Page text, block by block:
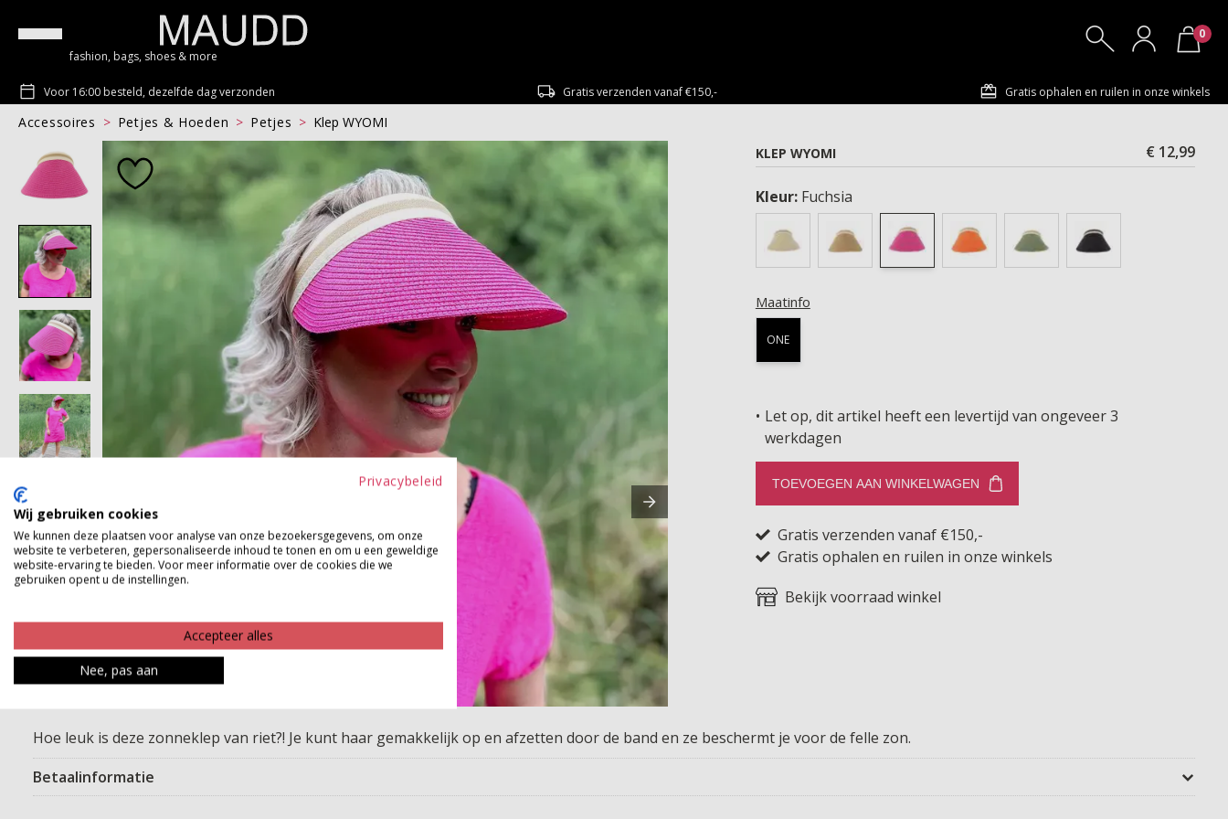
fashion, bags, shoes & more
0
Voor 16:00 besteld, dezelfde dag verzonden Gratis verzenden vanaf €150,- Gratis ophalen en ruilen in onze winkels
Accessoires Petjes & Hoeden Petjes
Klep WYOMI
KLEP WYOMI
€ 12,99
Kleur: Fuchsia
Maatinfo
ONE
Let op, dit artikel heeft een levertijd van ongeveer 3
werkdagen
TOEVOEGEN AAN WINKELWAGEN
Gratis verzenden vanaf €150,-
Gratis ophalen en ruilen in onze winkels
Bekijk voorraad winkel
Hoe leuk is deze zonneklep van riet?! Je kunt haar gemakkelijk op en afzetten door de band en ze beschermt je voor de felle zon.
Betaalinformatie
Privacybeleid
Wij gebruiken cookies
We kunnen deze plaatsen voor analyse van onze bezoekersgegevens, om onze
website te verbeteren, gepersonaliseerde inhoud te tonen en om u een geweldige
website-ervaring te bieden. Voor meer informatie over de cookies die we
gebruiken opent u de instellingen.
Accepteer alles
Nee, pas aan